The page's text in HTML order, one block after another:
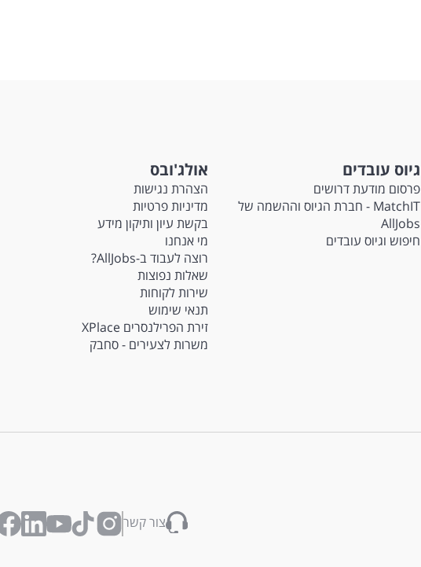
גיוס עובדים
פרסום מודעת דרושים
MatchIT - חברת הגיוס וההשמה של
AllJobs
חיפוש וגיוס עובדים
אולג'ובס
הצהרת נגישות
מדיניות פרטיות
בקשת עיון ותיקון מידע
מי אנחנו
רוצה לעבוד ב-AllJobs?
שאלות נפוצות
שירות לקוחות
תנאי שימוש
זירת הפרילנסרים XPlace
משרות לצעירים - סחבק
צור קשר